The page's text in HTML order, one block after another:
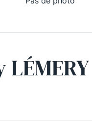
nous ?